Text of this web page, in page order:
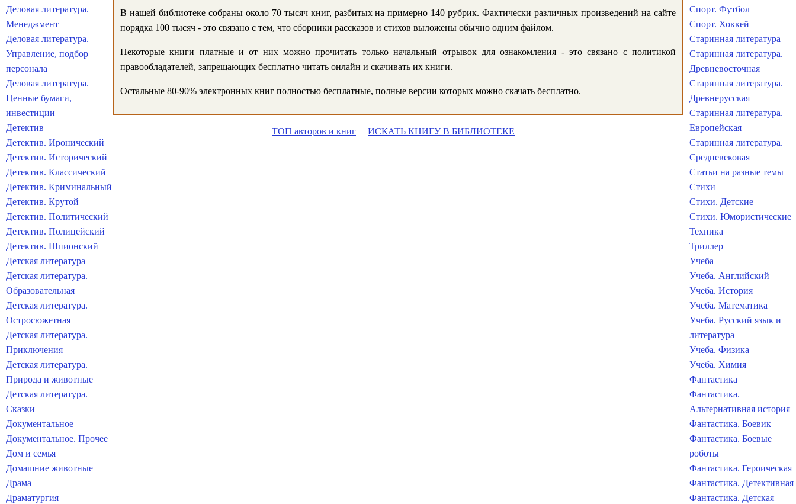
В нашей библиотеке собраны около 70 тысяч книг, разбитых на примерно 140 рубрик. Фактически различных произведений на сайте
порядка 100 тысяч - это связано с тем, что сборники рассказов и стихов выложены обычно одним файлом.
Некоторые книги платные и от них можно прочитать только начальный отрывок для ознакомления - это связано с политикой
правообладателей, запрещающих бесплатно читать онлайн и скачивать их книги.
Остальные 80-90% электронных книг полностью бесплатные, полные версии которых можно скачать бесплатно.
ТОП авторов и книг ИСКАТЬ КНИГУ В БИБЛИОТЕКЕ
Деловая литература.
Менеджмент
Деловая литература.
Управление, подбор
персонала
Деловая литература.
Ценные бумаги,
инвестиции
Детектив
Детектив. Иронический
Детектив. Исторический
Детектив. Классический
Детектив. Криминальный
Детектив. Крутой
Детектив. Политический
Детектив. Полицейский
Детектив. Шпионский
Детская литература
Детская литература.
Образовательная
Детская литература.
Остросюжетная
Детская литература.
Приключения
Детская литература.
Природа и животные
Детская литература.
Сказки
Документальное
Документальное. Прочее
Дом и семья
Домашние животные
Драма
Драматургия
Спорт. Футбол
Спорт. Хоккей
Старинная литература
Старинная литература.
Древневосточная
Старинная литература.
Древнерусская
Старинная литература.
Европейская
Старинная литература.
Средневековая
Статьи на разные темы
Стихи
Стихи. Детские
Стихи. Юмористические
Техника
Триллер
Учеба
Учеба. Английский
Учеба. История
Учеба. Математика
Учеба. Русский язык и
литература
Учеба. Физика
Учеба. Химия
Фантастика
Фантастика.
Альтернативная история
Фантастика. Боевик
Фантастика. Боевые
роботы
Фантастика. Героическая
Фантастика. Детективная
Фантастика. Детская